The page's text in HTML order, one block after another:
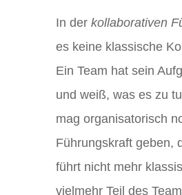
In der kollaborativen
es keine klassische
Ein Team hat sein
und weiß, was es zu
mag organisatorisch
Führungskraft geben,
führt nicht mehr
vielmehr Teil des